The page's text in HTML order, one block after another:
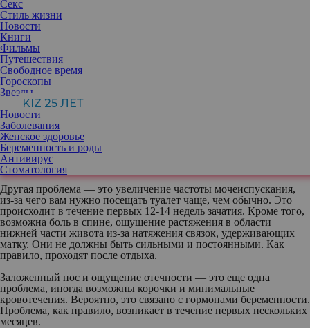
Секс
Стиль жизни
Новости
Книги
Фильмы
Путешествия
Свободное время
Гороскопы
Звезды
KIZ 25 ЛЕТ
Новости
Заболевания
Женское здоровье
Беременность и роды
Антивирус
Стоматология
Во время беременности иногда могут возникать дискомфортные
ощущения. Они могут быть как легкими, так и довольно
серьезными, и надо знать, когда можно справиться своими
силами, а когда нужна помощь врача.
Одна из самых назойливых проблем при беременности – это
спазмы и судороги в области ног. Они возникают из-за
закономерных изменений уровня магния в крови и действия
гормонов. Чтобы предотвратить спазмы в области голени, вы
должны растянуть эти мышцы перед сном. Существуют
различныеупражнения на растяжку
дома. Также полезны контрастные ванночки для ног и
голеней.
Другая проблема — это увеличение частоты мочеиспускания,
из-за чего вам нужно посещать туалет чаще, чем обычно. Это
происходит в течение первых 12-14 недель зачатия. Кроме того,
возможна боль в спине, ощущение растяжения в области
нижней части живота из-за натяжения связок, удерживающих
матку. Они не должны быть сильными и постоянными. Как
правило, проходят после отдыха.
Заложенный нос и ощущение отечности — это еще одна
проблема, иногда возможны корочки и минимальные
кровотечения. Вероятно, это связано с гормонами беременности.
Проблема, как правило, возникает в течение первых нескольких
месяцев.